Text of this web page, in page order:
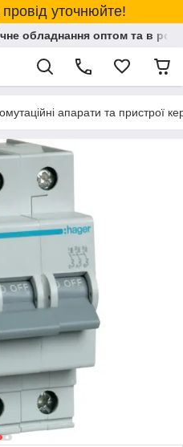
уточнюйте!
обладнання оптом та в
апарати та пристрої